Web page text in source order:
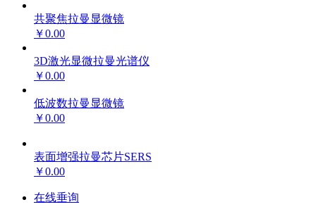
共聚焦拉曼显微镜
￥0.00
3D激光显微拉曼光谱仪
￥0.00
低波数拉曼显微镜
￥0.00
表面增强拉曼芯片SERS
￥0.00
在线垂询